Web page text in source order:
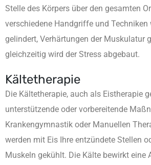
Stelle des Körpers über den gesamten
verschiedene Handgriffe und Techniken
gelindert, Verhärtungen der Muskulatur
gleichzeitig wird der Stress abgebaut.
Kältetherapie
Die Kältetherapie, auch als Eistherapie
unterstützende oder vorbereitende
Krankengymnastik oder Manuellen
werden mit Eis Ihre entzündete Stellen
Muskeln gekühlt. Die Kälte bewirkt eine